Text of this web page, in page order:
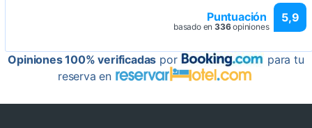
5,9
Puntuación
basado en 336opiniones
Opiniones 100% verificadas por
para tu
reserva en